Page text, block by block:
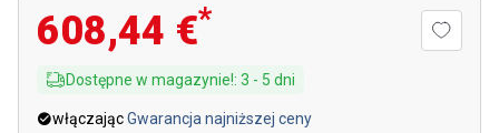
608,44 €*
Dostępne w magazynie!: 3 - 5 dni
włączającGwarancja najniższej ceny